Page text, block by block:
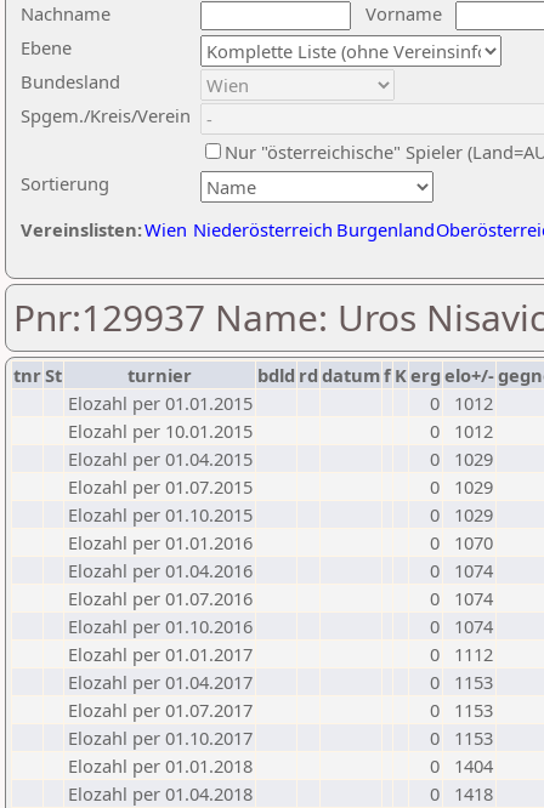
Nachname
Vorname
Ebene
Sortierung
Bundesland
Spgem./Kreis/Verein
Nur "österreichische" Spieler
Vereinslisten:Wien Niederösterreich Burgenland
Pnr:129937 Name: Uros
tnrSt turnier bdld rd datumf Kerg elo+/-
Elozahl per 01.01.2015
0
1012
Elozahl per 10.01.2015
0
1012
Elozahl per 01.04.2015
0
1029
Elozahl per 01.07.2015
0
1029
Elozahl per 01.10.2015
0
1029
Elozahl per 01.01.2016
0
1070
Elozahl per 01.04.2016
0
1074
Elozahl per 01.07.2016
0
1074
Elozahl per 01.10.2016
0
1074
Elozahl per 01.01.2017
0
1112
Elozahl per 01.04.2017
0
1153
Elozahl per 01.07.2017
0
1153
Elozahl per 01.10.2017
0
1153
Elozahl per 01.01.2018
0
1404
Elozahl per 01.04.2018
0
1418